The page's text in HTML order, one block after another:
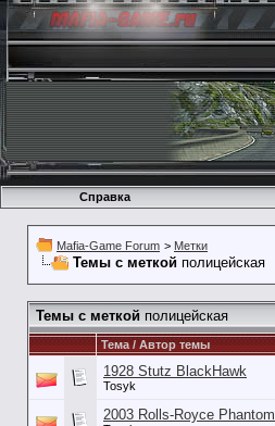
Справка
Mafia-Game Forum > Метки
Темы с меткой полицейская
Темы с меткой полицейская
Тема / Автор темы
1928 Stutz BlackHawk
Tosyk
2003 Rolls-Royce Phantom